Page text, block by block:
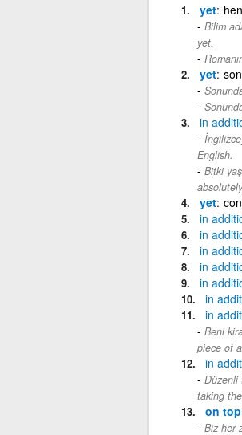
yet
Bilim
yet.
yet
in
English.
Bitki
yet
in
in
in
in
in
in
in
Beni
piece of
in
Düzenli
taking
on top
Biz her